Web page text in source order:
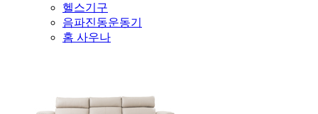
헬스기구
음파진동운동기
홈 사우나